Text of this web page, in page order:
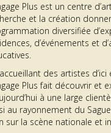
Plus est un centre
et la création
diversifiée
d’événements et
des artistes d’ici
Plus fait découvrir et
à une large
au rayonnement du
sur la scène nationale et
RAYON
OFFRE
AGENT·E À
DES PUBLICS
En savoir plus...about